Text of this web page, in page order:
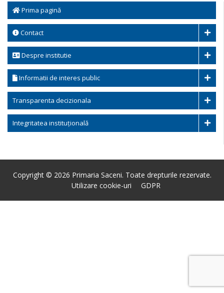
Prima pagină
Contact
Despre institutie
Informatii de interes public
Transparenta decizionala
Integritatea instituțională
Copyright © 2026 Primaria Saceni. Toate drepturile rezervate.
Utilizare cookie-uri
GDPR